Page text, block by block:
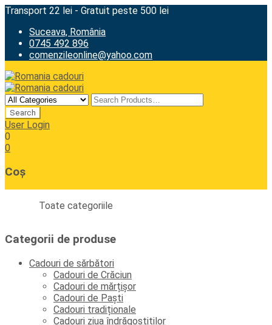
Transport 22 lei - Gratuit peste 500 lei
Suceava, România
0745 492 896
comenzileonline@yahoo.com
User Login
0
0
Coș
Toate categoriile
Categorii de produse
Cadouri de sărbători
Cadouri de Crăciun
Cadouri de mărțișor
Cadouri de Paști
Cadouri tradiționale
Cadouri ziua îndrăgostiților